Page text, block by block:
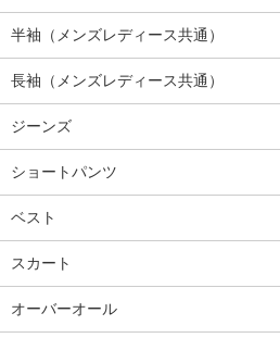
半袖（メンズレディース共通）
長袖（メンズレディース共通）
ジーンズ
ショートパンツ
ベスト
スカート
オーバーオール